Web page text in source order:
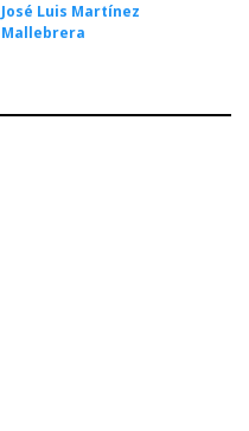
José Luis Martínez
Mallebrera